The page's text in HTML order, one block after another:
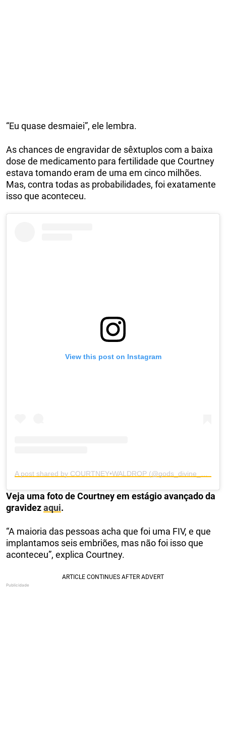
“Eu quase desmaiei”, ele lembra.
As chances de engravidar de sêxtuplos com a baixa
dose de medicamento para fertilidade que Courtney
estava tomando eram de uma em cinco milhões.
Mas, contra todas as probabilidades, foi exatamente
isso que aconteceu.
View this post on Instagram
Veja uma foto de Courtney em estágio avançado da
gravidezaqui.
“A maioria das pessoas acha que foi uma FIV, e que
implantamos seis embriões, mas não foi isso que
aconteceu”, explica Courtney.